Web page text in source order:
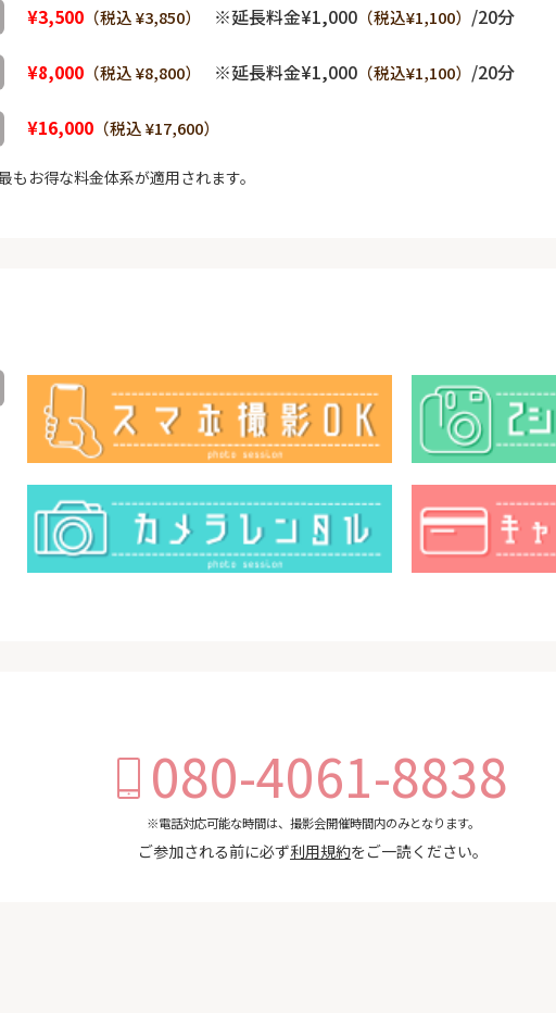
¥3,500 （税込 ¥3,850） ※延長料金¥1,000 （税込¥1,100） /20分
¥8,000 （税込 ¥8,800） ※延長料金¥1,000 （税込¥1,100） /20分
¥16,000 （税込 ¥17,600）
もお得な料金体系が適用されます。
080-4061-8838
※電話対応可能な時間は、撮影会開催時間内のみとなります。
ご参加される前に必ず利用規約をご一読ください。